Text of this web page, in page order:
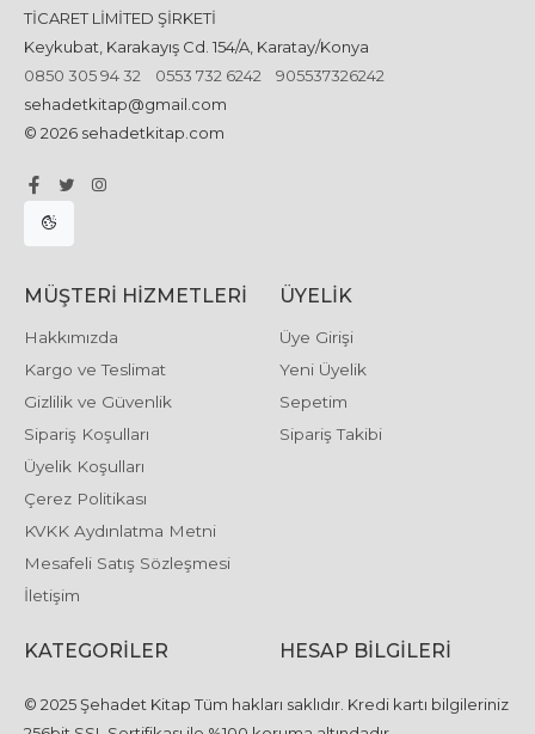
TİCARET LİMİTED ŞİRKETİ
Keykubat, Karakayış Cd. 154/A, Karatay/Konya
0850 305 94 32
0553 732 6242
905537326242
sehadetkitap@gmail.com
© 2026 sehadetkitap.com
MÜŞTERI HIZMETLERI
Hakkımızda
Kargo ve Teslimat
Gizlilik ve Güvenlik
Sipariş Koşulları
Üyelik Koşulları
Çerez Politikası
KVKK Aydınlatma Metni
Mesafeli Satış Sözleşmesi
İletişim
ÜYELIK
Üye Girişi
Yeni Üyelik
Sepetim
Sipariş Takibi
KATEGORILER HESAP BILGILERI
© 2025 Şehadet Kitap Tüm hakları saklıdır. Kredi kartı bilgileriniz